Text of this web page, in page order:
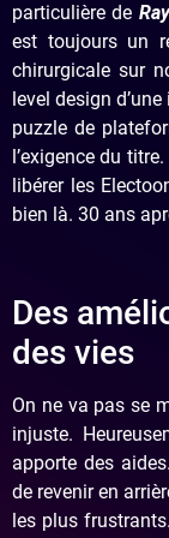
particulière de
est toujours un
chirurgicale sur
level design
puzzle de
l’exigence du
libérer les
bien là. 30 ans
Des
des vies
On ne va pas se
injuste.
apporte des
de revenir en
les plus